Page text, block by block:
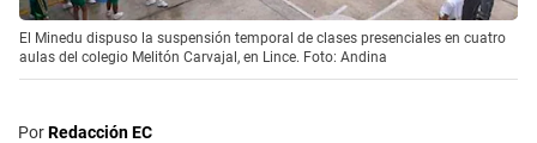
El Minedu dispuso la suspensión temporal de clases presenciales en cuatro
aulas del colegio Melitón Carvajal, en Lince. Foto: Andina
PorRedacción EC